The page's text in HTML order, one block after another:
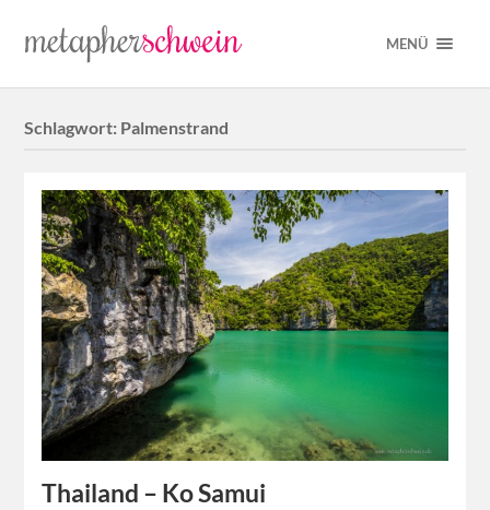
MENÜ
Schlagwort: Palmenstrand
Thailand – Ko Samui